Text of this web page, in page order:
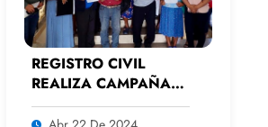
REGISTRO CIVIL
REALIZA CAMPAÑA
PERMANENTE DE